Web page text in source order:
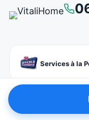
Services à la
Service